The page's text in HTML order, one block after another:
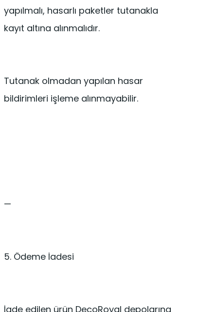
yapılmalı, hasarlı paketler tutanakla
kayıt altına alınmalıdır.
Tutanak olmadan yapılan hasar
bildirimleri işleme alınmayabilir.
—
5. Ödeme İadesi
İade edilen ürün DecoRoyal depolarına